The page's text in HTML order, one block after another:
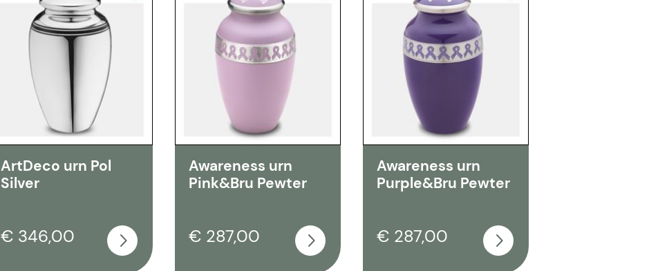
ArtDeco urn Pol
Silver
€ 346,00
Awareness urn
Pink&Bru Pewter
€ 287,00
Awareness urn
Purple&Bru Pewter
€ 287,00